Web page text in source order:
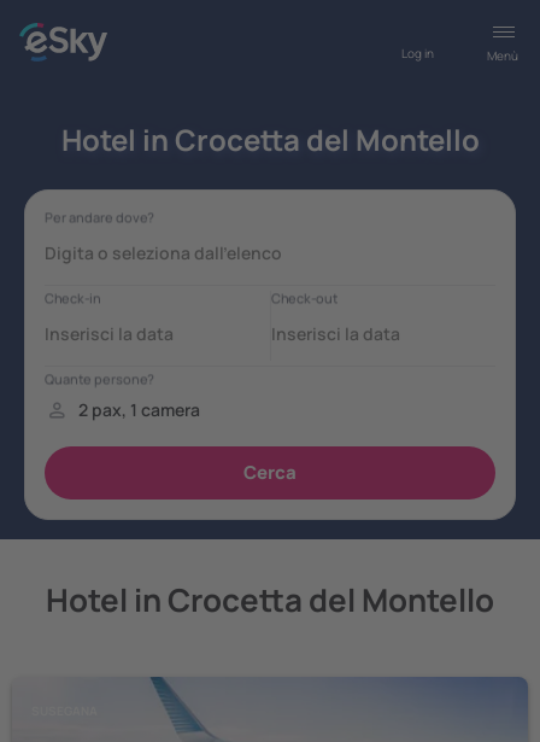
Menù
Log in
Hotel in Crocetta del Montello
Hotel in Crocetta del Montello